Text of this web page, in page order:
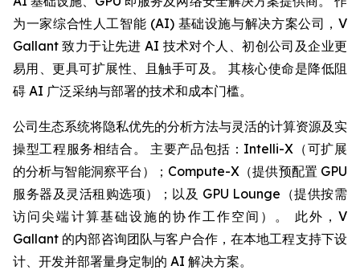
为一家综合性人工智能 (AI) 基础设施与解决方案公司，V
Gallant 致力于让先进 AI 技术对个人、初创公司及企业更
易用、更具可扩展性、且触手可及。 其核心使命是降低阻
碍 AI 广泛采纳与部署的技术和成本门槛。
公司生态系统将隐私优先的分析方法与灵活的计算资源及实
操型工程服务相结合。 主要产品包括：Intelli-X（可扩展
的分析与智能洞察平台）；Compute-X（提供预配置 GPU
服务器及灵活租购选项）；以及 GPU Lounge（提供按需
访问尖端计算基础设施的协作工作空间）。 此外，V
Gallant 的内部咨询团队与客户合作，在本地工程支持下设
计、开发并部署量身定制的 AI 解决方案。